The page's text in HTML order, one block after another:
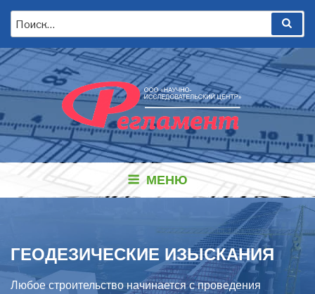
Перейти
содержимому
Искать:
МЕНЮ
ГЕОДЕЗИЧЕСКИЕ ИЗЫСКАНИЯ
Любое строительство начинается с проведения